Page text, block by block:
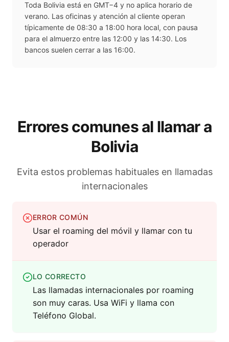
Toda Bolivia está en GMT−4 y no aplica horario de
verano. Las oficinas y atención al cliente operan
típicamente de 08:30 a 18:00 hora local, con pausa
para el almuerzo entre las 12:00 y las 14:30. Los
bancos suelen cerrar a las 16:00.
Errores comunes al llamar a
Bolivia
Evita estos problemas habituales en llamadas
internacionales
ERROR COMÚN
Usar el roaming del móvil y llamar con tu
operador
LO CORRECTO
Las llamadas internacionales por roaming
son muy caras. Usa WiFi y llama con
Teléfono Global.